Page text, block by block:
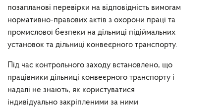
позапланові перевірки на відповідність вимогам
нормативно-правових актів з охорони праці та
промислової безпеки на дільниці підіймальних
установок та дільниці конвеєрного транспорту.
Під час контрольного заходу встановлено, що
працівники дільниці конвеєрного транспорту і
надалі не знають, як користуватися
індивідуально закріпленими за ними